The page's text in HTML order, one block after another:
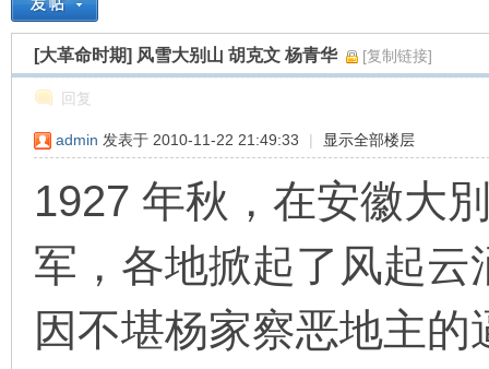
» › › ›
[大革命时期] 风雪大别山 胡克文 杨青华 [复制链接]
回复
admin 发表于 2010-11-22 21:49:33 | 显示全部楼层
1927 年秋，在安徽大
军，各地掀起了风起
因不堪杨家察恶地主